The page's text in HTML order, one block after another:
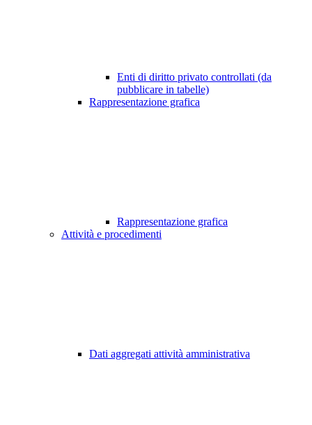
Enti di diritto privato controllati (da
pubblicare in tabelle)
Rappresentazione grafica
Rappresentazione grafica
Attività e procedimenti
Dati aggregati attività amministrativa